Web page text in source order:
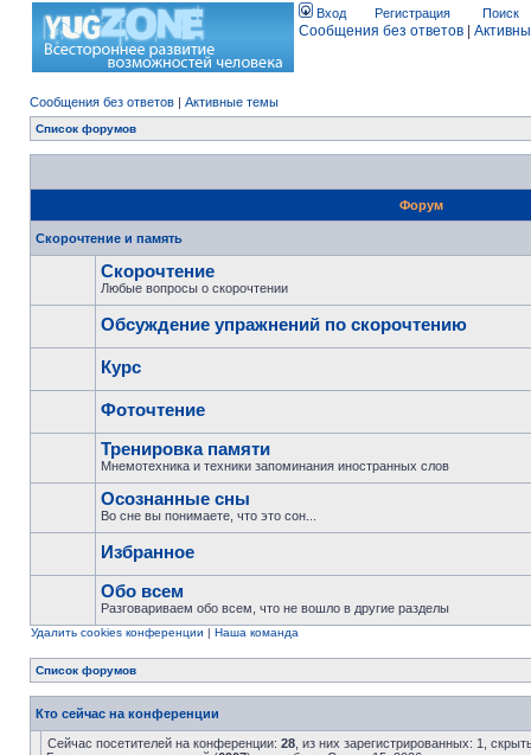
Вход Регистрация Поиск
Сообщения без ответов
Сообщения без ответов | Активные темы
Список форумов
Форум
Скорочтение и память
Скорочтение
Любые вопросы о скорочтении
Обсуждение упражнений по скорочтению
Курс
Фоточтение
Тренировка памяти
Мнемотехника и техники запоминания иностранных слов
Осознанные сны
Во сне вы понимаете, что это сон...
Избранное
Обо всем
Разговариваем обо всем, что не вошло в другие разделы
Удалить cookies конференции | Наша команда
Список форумов
Кто сейчас на конференции
Сейчас посетителей на конференции: 28 , из них зарегистрированных: 1,